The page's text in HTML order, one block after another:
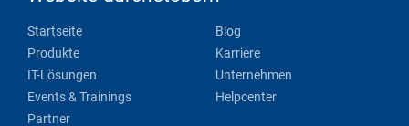
Startseite
Produkte
IT-Lösungen
Events & Trainings
Partner
Blog
Karriere
Unternehmen
Helpcenter